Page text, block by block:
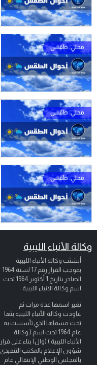
وكالة الأنباء الليبية
أنشئت وكالة الأنباء الليبية
بموجب القرار رقم 17 لسنة 1964
الصادر بتاريخ 1 أكتوبر 1964
تحت
اسم وكالة الأنباء الليبية .
تغير اسمها عدة مرات ثم
عاودت وكالة الأنباء الليبية بثها
تحت مسماها الذي تأسست به
عام 1964 تحت اسم ( وكالة
الأنباء الليبية ) (وال) بناء على قرار
شؤون الإعلام بالمكتب التنفيذي
بالمجلس الوطني الإنتقالي عام